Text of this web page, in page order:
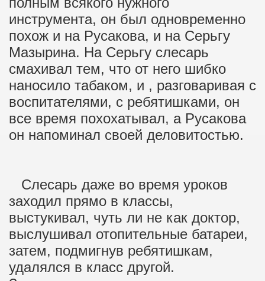
инструмента, он был одновременно
похож и на Русакова, и на Серьгу
Мазырина. На Серьгу слесарь
смахивал тем, что от него шибко
наносило табаком, и , разговаривая с
воспитателями, с ребятишками, он
все время похохатывал, а Русакова
он напоминал своей деловитостью.
Слесарь даже во время уроков
заходил прямо в классы,
выстукивал, чуть ли не как доктор,
выслушивал отопительные батареи,
затем, подмигнув ребятишкам,
удалялся в класс другой.